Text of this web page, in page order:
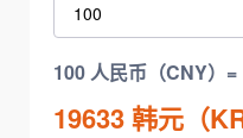
100 人民币（CNY）=
19633韩元（